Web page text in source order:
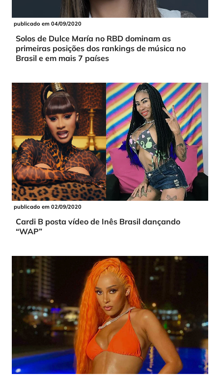
publicado em 04/09/2020
Solos de Dulce María no RBD dominam as
primeiras posições dos rankings de música no
Brasil e em mais 7 países
publicado em 02/09/2020
Cardi B posta vídeo de Inês Brasil dançando
“WAP”